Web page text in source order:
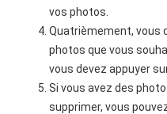
vos photos.
Quatrièmement, vous
photos que vous
vous devez appuyer
Si vous avez des
supprimer, vous